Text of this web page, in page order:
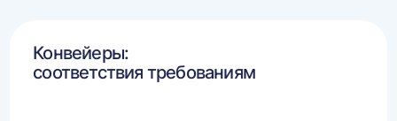
Конвейеры:
соответствия требованиям